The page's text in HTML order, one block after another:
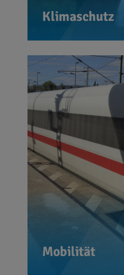
Klimaschutz
Mobilität
Unsere
öffentliche
gewinnt an
nachhaltig
Weg in die
eine
setze ich